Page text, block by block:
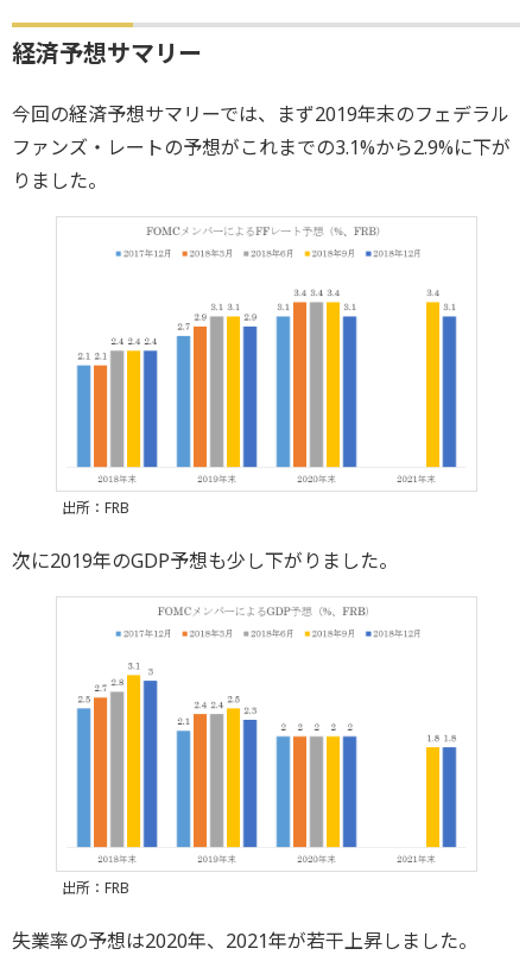
経済予想サマリー
今回の経済予想サマリーでは、まず2019年末のフェデラル
ファンズ・レートの予想がこれまでの3.1%から2.9%に下が
りました。
出所：FRB
次に2019年のGDP予想も少し下がりました。
出所：FRB
失業率の予想は2020年、2021年が若干上昇しました。